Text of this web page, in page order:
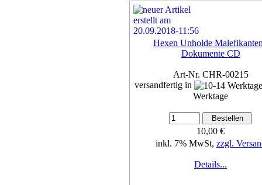
Hexen Unholde
Dokumente CD
Art-Nr. CHR-00215
versandfertig in
Werktage
10,00 €
inkl. 7% MwSt, zzgl.
Details...